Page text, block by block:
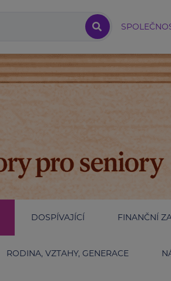
DOSPÍVAJÍCÍ FINANČNÍ
RODINA, VZTAHY, GENERACE